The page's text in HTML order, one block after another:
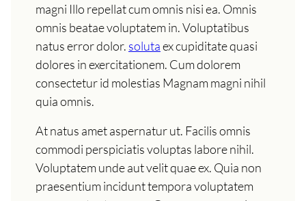
magni Illo repellat cum omnis nisi ea. Omnis
omnis beatae voluptatem in. Voluptatibus
natus error dolor. solutaex cupiditate quasi
dolores in exercitationem. Cum dolorem
consectetur id molestias Magnam magni nihil
quia omnis.
At natus amet aspernatur ut. Facilis omnis
commodi perspiciatis voluptas labore nihil.
Voluptatem unde aut velit quae ex. Quia non
praesentium incidunt tempora voluptatem